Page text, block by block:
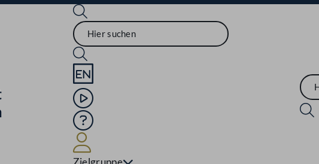
Sprache English
Mediathek
Hilfe